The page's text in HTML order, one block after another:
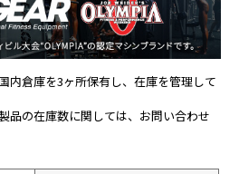
内倉庫を3ヶ所保有し、在庫を管理して
品の在庫数に関しては、お問い合わせ